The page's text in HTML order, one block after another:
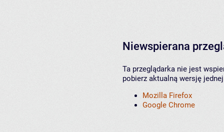
Niewspierana
Ta przeglądarka nie jest
pobierz aktualną wersję
Mozilla Firefox
Google Chrome